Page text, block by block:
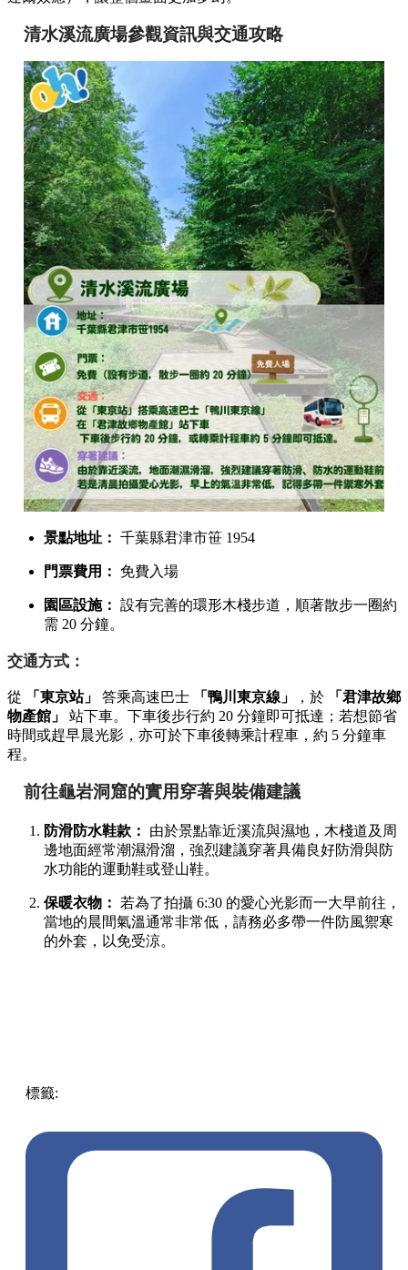
清水溪流廣場參觀資訊與交通攻略
景點地址： 千葉縣君津市笹 1954
門票費用： 免費入場
園區設施： 設有完善的環形木棧步道，順著散步一圈約
需 20 分鐘。
交通方式：
從 「東京站」 答乘高速巴士 「鴨川東京線」 ，於
「君津故鄉
物產館」
站下車。下車後步行約 20 分鐘即可抵達；若想節省
時間或趕早晨光影，亦可於下車後轉乘計程車，約 5 分鐘車
程。
前往龜岩洞窟的實用穿著與裝備建議
防滑防水鞋款：
由於景點靠近溪流與濕地，木棧道及周
邊地面經常潮濕滑溜，強烈建議穿著具備良好防滑與防
水功能的運動鞋或登山鞋。
保暖衣物：
若為了拍攝 6:30 的愛心光影而一大早前往，
當地的晨間氣溫通常非常低，請務必多帶一件防風禦寒
的外套，以免受涼。
標籤: